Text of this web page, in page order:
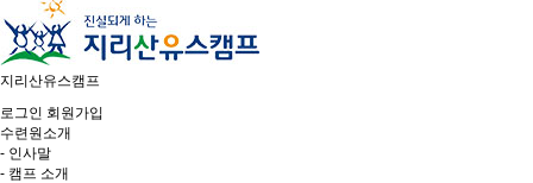
지리산유스캠프
로그인 회원가입
수련원소개
- 인사말
- 캠프 소개